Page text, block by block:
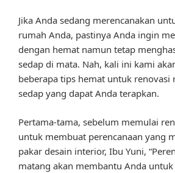
Jika Anda sedang merencanakan
rumah Anda, pastinya Anda ingin
dengan hemat namun tetap
sedap di mata. Nah, kali ini kami
beberapa tips hemat untuk renovasi
sedap yang dapat Anda terapkan.
Pertama-tama, sebelum memulai
untuk membuat perencanaan yang
pakar desain interior, Ibu Yuni,
matang akan membantu Anda